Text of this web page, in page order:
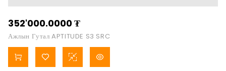
352'000.0000₮
Ажлын Гутал APTITUDE S3 SRC